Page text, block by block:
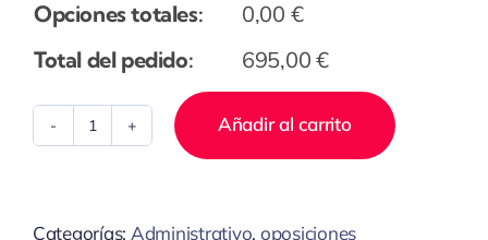
Opciones totales:
0,00 €
Total del pedido:
695,00€
Agente
Añadir al carrito
Categorías: Administrativo, oposiciones